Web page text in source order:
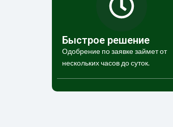
Быстрое решение
Одобрение по заявке займет от
нескольких часов до суток.